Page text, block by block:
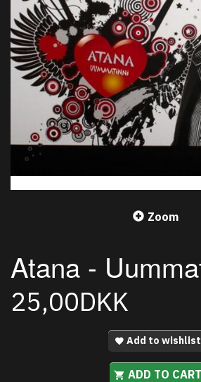
Zoom
Atana -
25,00DKK
Add to wishlist
ADD TO CART